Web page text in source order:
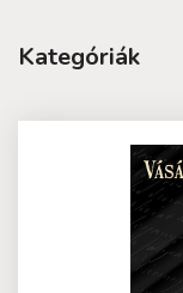
Kategóriák